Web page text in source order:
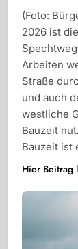
(Foto:
2026 ist
Arbeiten
Straße
und auch
westliche
Bauzeit
Bauzeit ist
Hier Beitrag